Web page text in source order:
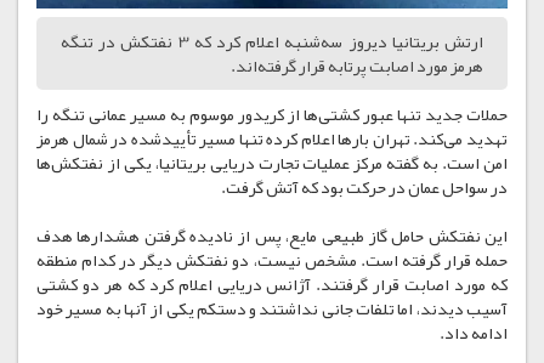
ارتش بریتانیا دیروز سه‌شنبه اعلام کرد که 3 نفتکش در تنگه
هرمز مورد اصابت پرتابه قرار گرفته‌اند.
حملات جدید تنها عبور کشتی‌ها از کریدور موسوم به مسیر عمانی تنگه را
تهدید می‌کند. تهران بارها اعلام کرده تنها مسیر تأییدشده در شمال هرمز
امن است. به گفته مرکز عملیات تجارت دریایی بریتانیا، یکی از نفتکش‌ها
در سواحل عمان در حرکت بود که آتش گرفت.
این نفتکش حامل گاز طبیعی مایع، پس از نادیده گرفتن هشدارها هدف
حمله قرار گرفته است. مشخص نیست، دو نفتکش دیگر در کدام منطقه
که مورد اصابت قرار گرفتند. آژانس دریایی اعلام کرد که هر دو کشتی
آسیب دیدند، اما تلفات جانی نداشتند و دستکم یکی از آنها به مسیر خود
ادامه داد.